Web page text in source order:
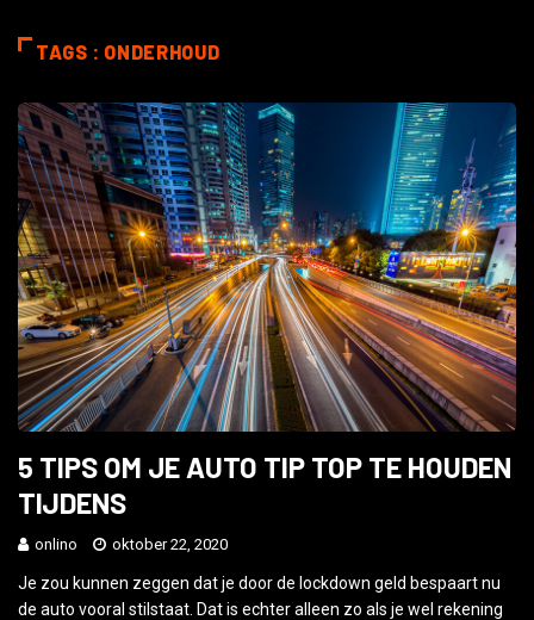
TAGS : ONDERHOUD
5 TIPS OM JE AUTO TIP TOP TE HOUDEN
TIJDENS
onlino oktober 22, 2020
Je zou kunnen zeggen dat je door de lockdown geld bespaart nu
de auto vooral stilstaat. Dat is echter alleen zo als je wel rekening